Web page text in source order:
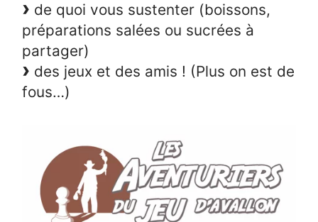
de quoi vous sustenter (boissons,
préparations salées ou sucrées à
partager)
des jeux et des amis ! (Plus on est de
fous…)